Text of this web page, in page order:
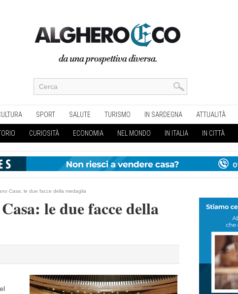
SPORT SALUTE TURISMO IN SARDEGNA ATTUALITÀ
CURIOSITÀ ECONOMIA NEL MONDO IN ITALIA IN CITTÀ
Casa: le due facce della medaglia
le due facce della